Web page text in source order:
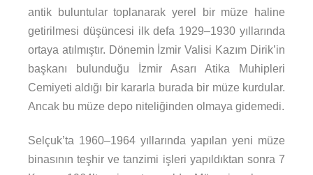
antik buluntular toplanarak yerel bir müze haline
getirilmesi düşüncesi ilk defa 1929–1930 yıllarında
ortaya atılmıştır. Dönemin İzmir Valisi Kazım Dirik’in
başkanı bulunduğu İzmir Asarı Atika Muhipleri
Cemiyeti aldığı bir kararla burada bir müze kurdular.
Ancak bu müze depo niteliğinden olmaya gidemedi.
Selçuk’ta 1960–1964 yıllarında yapılan yeni müze
binasının teşhir ve tanzimi işleri yapıldıktan sonra 7